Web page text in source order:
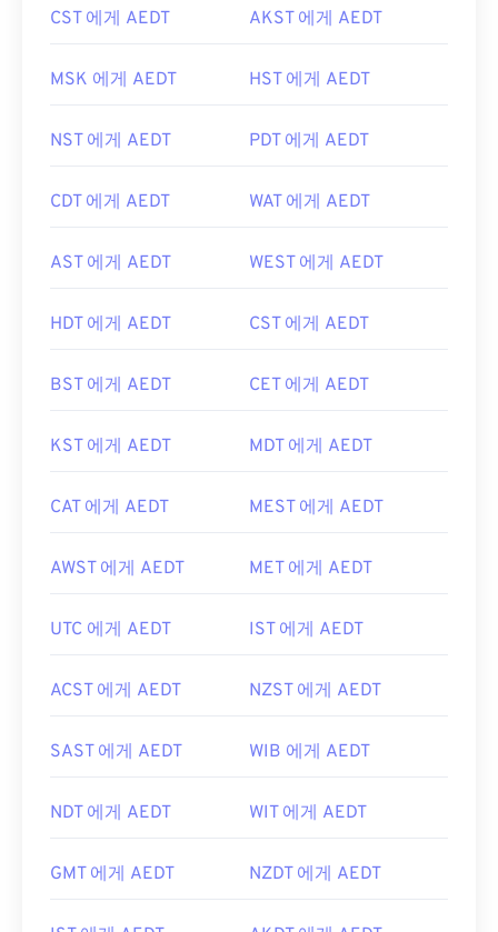
CST 에게 AEDT AKST 에게 AEDT
MSK 에게 AEDT HST 에게 AEDT
NST 에게 AEDT PDT 에게 AEDT
CDT 에게 AEDT WAT 에게 AEDT
AST 에게 AEDT WEST 에게 AEDT
HDT 에게 AEDT CST 에게 AEDT
BST 에게 AEDT CET 에게 AEDT
KST 에게 AEDT MDT 에게 AEDT
CAT 에게 AEDT MEST 에게 AEDT
AWST 에게 AEDT MET 에게 AEDT
UTC 에게 AEDT IST 에게 AEDT
ACST 에게 AEDT NZST 에게 AEDT
SAST 에게 AEDT WIB 에게 AEDT
NDT 에게 AEDT WIT 에게 AEDT
GMT 에게 AEDT NZDT 에게 AEDT